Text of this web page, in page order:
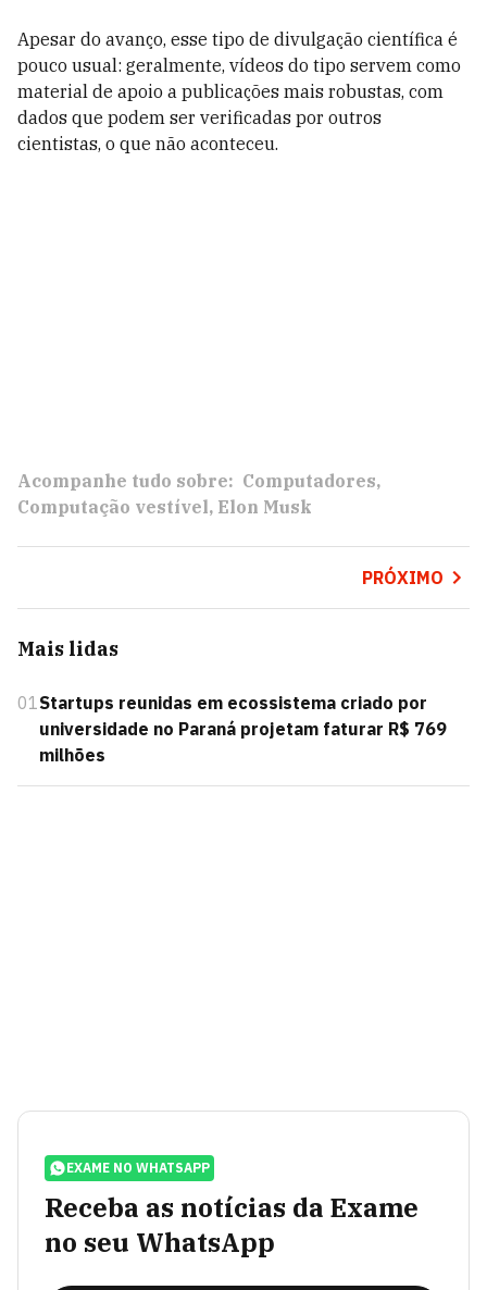
Apesar do avanço, esse tipo de divulgação científica é
pouco usual: geralmente, vídeos do tipo servem como
material de apoio a publicações mais robustas, com
dados que podem ser verificadas por outros
cientistas, o que não aconteceu.
Acompanhe tudo sobre: Computadores
Computação vestível Elon Musk
PRÓXIMO
Mais lidas
01Startups reunidas em ecossistema criado por
universidade no Paraná projetam faturar R$ 769
milhões
EXAME NO WHATSAPP
Receba as notícias da Exame
no seu WhatsApp